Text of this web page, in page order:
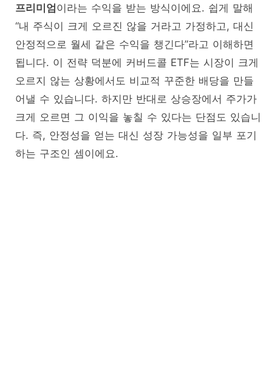
프리미엄이라는 수익을 받는 방식이에요. 쉽게 말해
“내 주식이 크게 오르진 않을 거라고 가정하고, 대신
안정적으로 월세 같은 수익을 챙긴다”라고 이해하면
됩니다. 이 전략 덕분에 커버드콜 ETF는 시장이 크게
오르지 않는 상황에서도 비교적 꾸준한 배당을 만들
어낼 수 있습니다. 하지만 반대로 상승장에서 주가가
크게 오르면 그 이익을 놓칠 수 있다는 단점도 있습니
다. 즉, 안정성을 얻는 대신 성장 가능성을 일부 포기
하는 구조인 셈이에요.